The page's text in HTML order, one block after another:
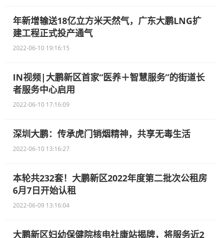
年新增输送18亿立方米天然气，广东大鹏LNG扩
建工程正式投产通气
2022-06-10 19:16:15
IN视频|大鹏新区首家“医养＋智慧服务”的街道长
者服务中心启用
2022-06-10 17:16:09
深圳大鹏：传承虎门销烟精神，共享无毒生活
2022-06-10 13:16:27
本轮共232套！大鹏新区2022年度第二批次公租房
6月7日开始认租
2022-06-09 13:16:04
大鹏新区妇幼保健院核电社康站揭牌，将服务近2